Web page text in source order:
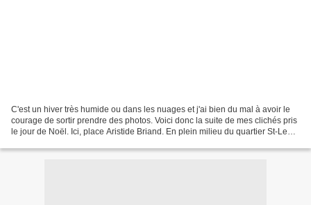
C'est un hiver très humide ou dans les nuages et j'ai bien du mal à avoir le
courage de sortir prendre des photos. Voici donc la suite de mes clichés pris
le jour de Noël. Ici, place Aristide Briand. En plein milieu du quartier St-Leu